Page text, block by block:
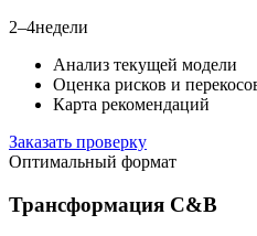
2–4недели
Анализ текущей модели
Оценка рисков и
Карта рекомендаций
Заказать проверку
Оптимальный формат
Трансформация C&B